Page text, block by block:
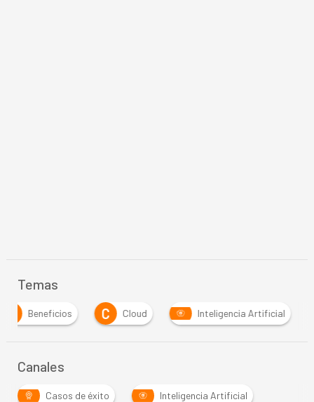
Temas
Beneficios C Cloud Inteligencia Artificial
Canales
Casos de éxito Inteligencia Artificial